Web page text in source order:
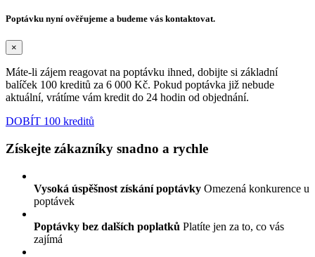
Poptávku nyní ověřujeme a budeme vás kontaktovat.
×
Máte-li zájem reagovat na poptávku ihned, dobijte si základní
balíček 100 kreditů za 6 000 Kč. Pokud poptávka již nebude
aktuální, vrátíme vám kredit do 24 hodin od objednání.
DOBÍT 100 kreditů
Získejte zákazníky snadno a rychle
Vysoká úspěšnost získání poptávky Omezená konkurence u
poptávek
Poptávky bez dalších poplatků Platíte jen za to, co vás
zajímá